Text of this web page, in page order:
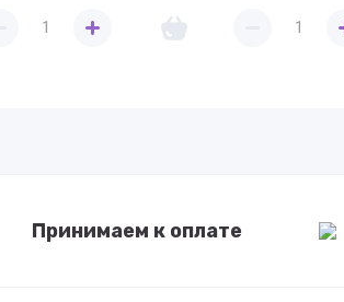
Принимаем к оплате